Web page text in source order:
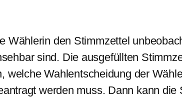
Wählerin den Stimmzettel
sind. Die ausgefüllten
Wahlentscheidung der
werden muss. Dann kann die